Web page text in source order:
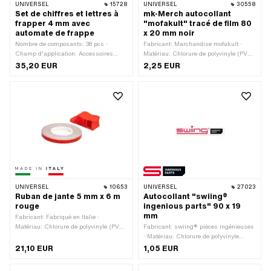
UNIVERSEL 15728
Set de chiffres et lettres à
frapper 4 mm avec
automate de frappe
Nombre de composants: 38 pcs ·
Champ d'application: Accessoires
d'atelier
35,20 EUR
UNIVERSEL 30558
mk-Merch autocollant
"mofakult" tracé de film 80
x 20 mm noir
Fabricant: Marchandise mofakult ·
Matériau: Chlorure de polyvinyle (PVC)
· Couleur: noir · Largeur: 80 mm ·
Hauteur: 20 mm · Composition du
l’essence · Lieu d'utilisation: Universel
2,25 EUR
UNIVERSEL 10653
Ruban de jante 5 mm x 6 m
rouge
Fabricant: Fabriqué en Italie ·
Matériau: Chlorure de polyvinyle (PVC)
Longueur totale: 6000 mm ·
Composition du verso: Colle · Lieu
21,10 EUR
UNIVERSEL 27023
Autocollant "swiing®
ingenious parts" 90 x 19
mm
Fabricant: swiing® pièces ingénieuses
· Matériau: Chlorure de polyvinyle
(PVC) · Couleur: blanc · Couleur: noir ·
Couleur: rouge · Largeur: 90 mm ·
1,05 EUR